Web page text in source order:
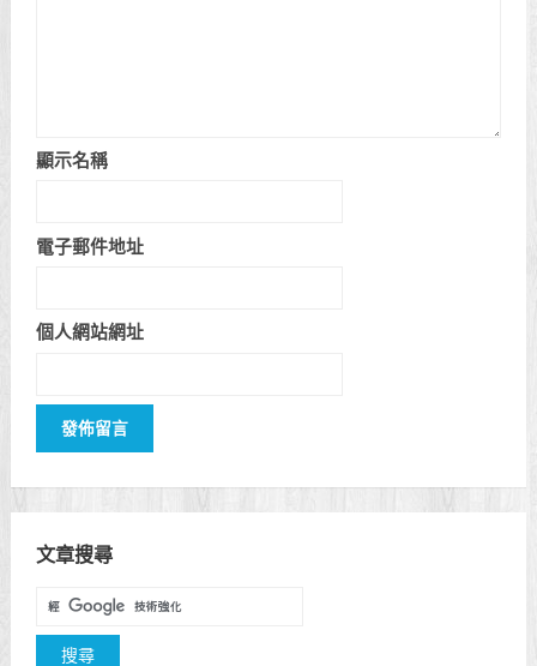
顯示名稱
電子郵件地址
個人網站網址
文章搜尋